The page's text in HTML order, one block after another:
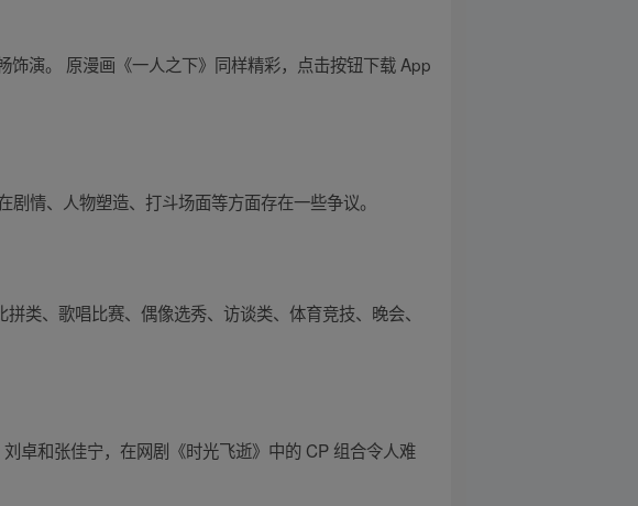
演。 原漫画《一人之下》同样精彩，点击按钮下载 App
情、人物塑造、打斗场面等方面存在一些争议。
类、歌唱比赛、偶像选秀、访谈类、体育竞技、晚会、
卓和张佳宁，在网剧《时光飞逝》中的 CP 组合令人难